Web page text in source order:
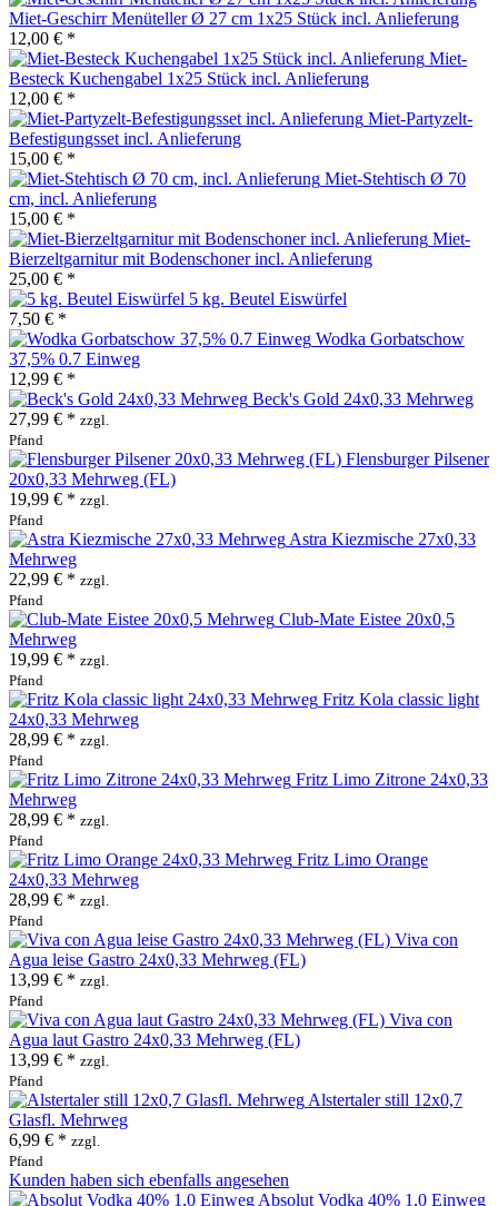
Miet-Geschirr Menüteller Ø 27 cm 1x25 Stück incl. Anlieferung
12,00 € *
Miet-
Besteck Kuchengabel 1x25 Stück incl. Anlieferung
12,00 € *
Miet-Partyzelt-
Befestigungsset incl. Anlieferung
15,00 € *
Miet-Stehtisch Ø 70
cm, incl. Anlieferung
15,00 € *
Miet-
Bierzeltgarnitur mit Bodenschoner incl. Anlieferung
25,00 € *
5 kg. Beutel Eiswürfel
7,50 € *
Wodka Gorbatschow
37,5% 0.7 Einweg
12,99 € *
Beck's Gold 24x0,33 Mehrweg
27,99 € * zzgl.
Pfand
Flensburger Pilsener
20x0,33 Mehrweg (FL)
19,99 € * zzgl.
Pfand
Astra Kiezmische 27x0,33
Mehrweg
22,99 € * zzgl.
Pfand
Club-Mate Eistee 20x0,5
Mehrweg
19,99 € * zzgl.
Pfand
Fritz Kola classic light
24x0,33 Mehrweg
28,99 € * zzgl.
Pfand
Fritz Limo Zitrone 24x0,33
Mehrweg
28,99 € * zzgl.
Pfand
Fritz Limo Orange
24x0,33 Mehrweg
28,99 € * zzgl.
Pfand
Viva con
Agua leise Gastro 24x0,33 Mehrweg (FL)
13,99 € * zzgl.
Pfand
Viva con
Agua laut Gastro 24x0,33 Mehrweg (FL)
13,99 € * zzgl.
Pfand
Alstertaler still 12x0,7
Glasfl. Mehrweg
6,99 € * zzgl.
Pfand
Kunden haben sich ebenfalls angesehen
Absolut Vodka 40% 1,0 Einweg